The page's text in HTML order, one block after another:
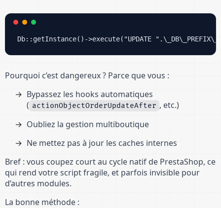
Pourquoi c’est dangereux ? Parce que vous :
Bypassez les hooks automatiques
( actionObjectOrderUpdateAfter , etc.)
Oubliez la gestion multiboutique
Ne mettez pas à jour les caches internes
Bref : vous coupez court au cycle natif de PrestaShop, ce
qui rend votre script fragile, et parfois invisible pour
d’autres modules.
La bonne méthode :